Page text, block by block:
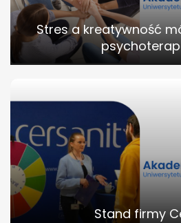
Stres a kreatywność
Stand firmy